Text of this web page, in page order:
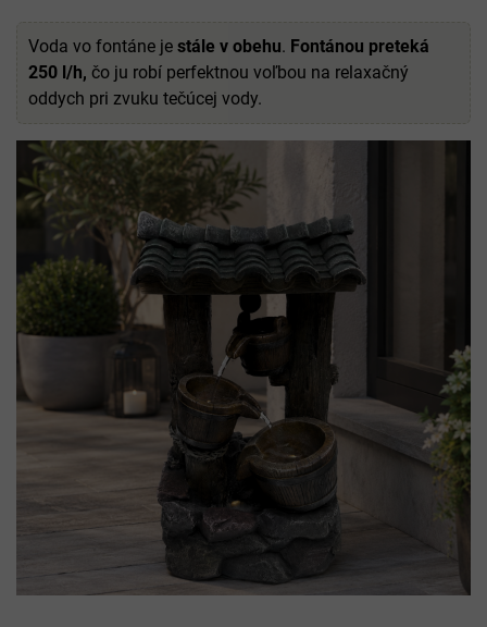
Voda vo fontáne je stále v obehu. Fontánou preteká
250 l/h, čo ju robí perfektnou voľbou na relaxačný
oddych pri zvuku tečúcej vody.